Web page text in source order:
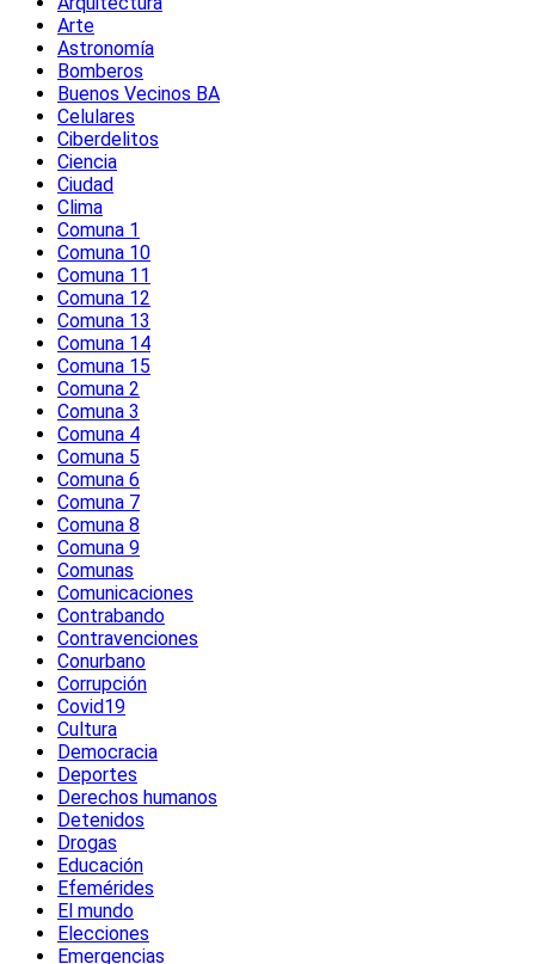
Arte
Astronomía
Bomberos
Buenos Vecinos BA
Celulares
Ciberdelitos
Ciencia
Ciudad
Clima
Comuna 1
Comuna 10
Comuna 11
Comuna 12
Comuna 13
Comuna 14
Comuna 15
Comuna 2
Comuna 3
Comuna 4
Comuna 5
Comuna 6
Comuna 7
Comuna 8
Comuna 9
Comunas
Comunicaciones
Contrabando
Contravenciones
Conurbano
Corrupción
Covid19
Cultura
Democracia
Deportes
Derechos humanos
Detenidos
Drogas
Educación
Efemérides
El mundo
Elecciones
Emergencias